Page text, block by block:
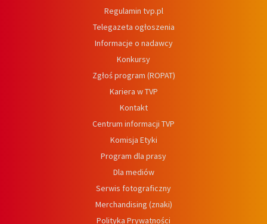
Regulamin tvp.pl
Telegazeta ogłoszenia
Informacje o nadawcy
Konkursy
Zgłoś program (ROPAT)
Kariera w TVP
Kontakt
Centrum informacji TVP
Komisja Etyki
Program dla prasy
Dla mediów
Serwis fotograficzny
Merchandising (znaki)
Polityka Prywatności